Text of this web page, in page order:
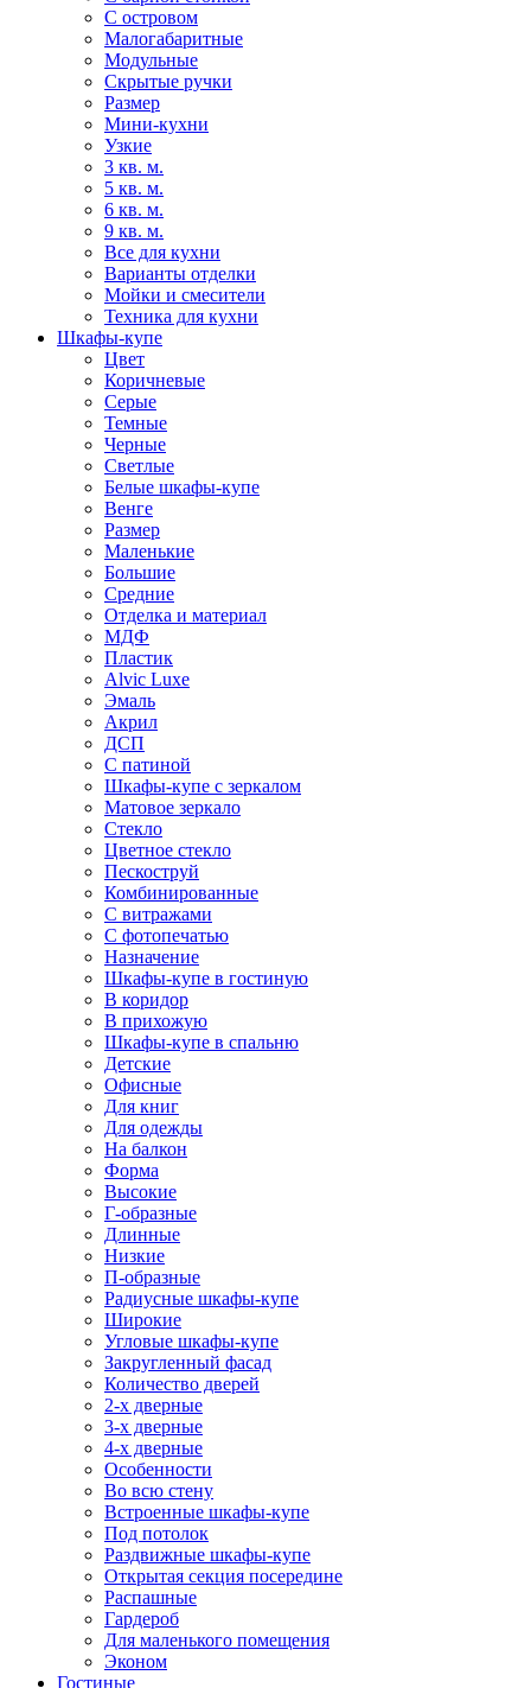
С островом
Малогабаритные
Модульные
Скрытые ручки
Размер
Мини-кухни
Узкие
3 кв. м.
5 кв. м.
6 кв. м.
9 кв. м.
Все для кухни
Варианты отделки
Мойки и смесители
Техника для кухни
Шкафы-купе
Цвет
Коричневые
Серые
Темные
Черные
Светлые
Белые шкафы-купе
Венге
Размер
Маленькие
Большие
Средние
Отделка и материал
МДФ
Пластик
Alvic Luxe
Эмаль
Акрил
ДСП
С патиной
Шкафы-купе с зеркалом
Матовое зеркало
Стекло
Цветное стекло
Пескоструй
Комбинированные
С витражами
С фотопечатью
Назначение
Шкафы-купе в гостиную
В коридор
В прихожую
Шкафы-купе в спальню
Детские
Офисные
Для книг
Для одежды
На балкон
Форма
Высокие
Г-образные
Длинные
Низкие
П-образные
Радиусные шкафы-купе
Широкие
Угловые шкафы-купе
Закругленный фасад
Количество дверей
2-х дверные
3-х дверные
4-х дверные
Особенности
Во всю стену
Встроенные шкафы-купе
Под потолок
Раздвижные шкафы-купе
Открытая секция посередине
Распашные
Гардероб
Для маленького помещения
Эконом
Гостиные